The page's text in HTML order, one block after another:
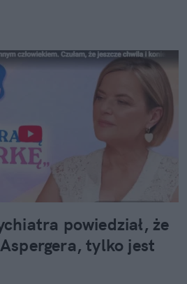
powiedział, że
tylko jest